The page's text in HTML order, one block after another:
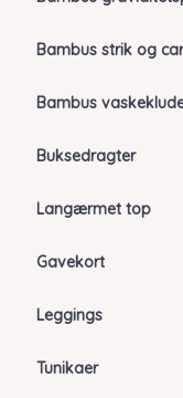
Bambus strik og
Bambus
Buksedragter
Langærmet top
Gavekort
Leggings
Tunikaer